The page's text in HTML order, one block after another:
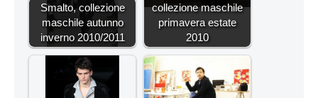
Smalto, collezione
maschile autunno
inverno 2010/2011
collezione maschile
primavera estate
2010